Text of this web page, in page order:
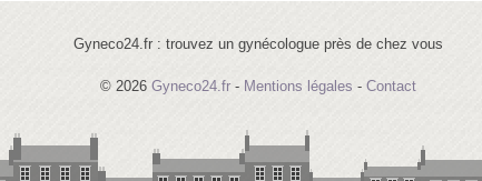
Gyneco24.fr : trouvez un gynécologue près de chez vous
© 2026 Gyneco24.fr - Mentions légales - Contact